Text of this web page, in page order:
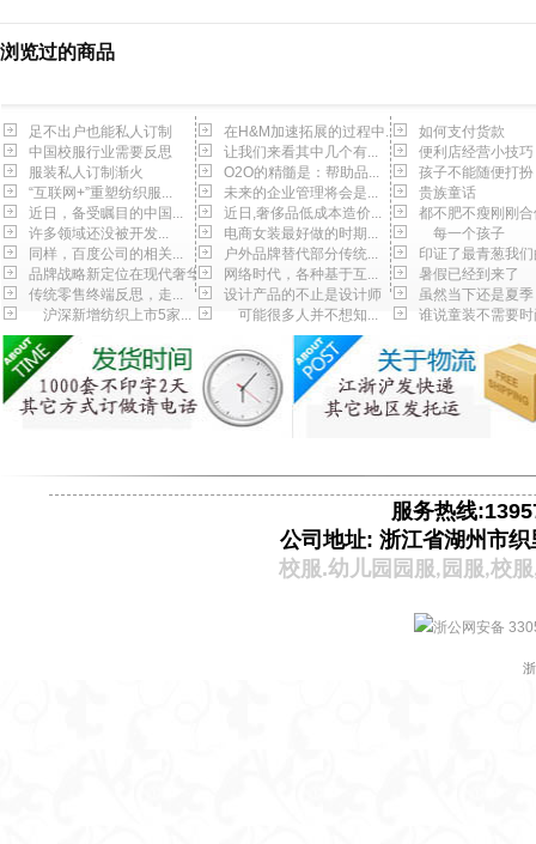
浏览过的商品
足不出户也能私人订制
中国校服行业需要反思
服装私人订制渐火
“互联网+”重塑纺织服...
近日，备受瞩目的中国...
许多领域还没被开发...
同样，百度公司的相关...
品牌战略新定位在现代奢华
传统零售终端反思，走...
沪深新增纺织上市5家...
在H&M加速拓展的过程中...
让我们来看其中几个有...
O2O的精髓是：帮助品...
未来的企业管理将会是...
近日,奢侈品低成本造价...
电商女装最好做的时期...
户外品牌替代部分传统...
网络时代，各种基于互...
设计产品的不止是设计师
可能很多人并不想知...
如何支付货款
便利店经营小技巧
孩子不能随便打扮
贵族童话
都不肥不瘦刚刚合
每一个孩子
印证了最青葱我
暑假已经到来了
虽然当下还是夏季
谁说童装不需要时
服务热线
公司地址: 浙江省湖州市
校服.幼儿园园服, 园服,校服
浙公网安备